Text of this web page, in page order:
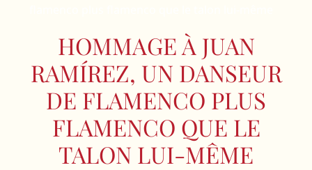
HOMMAGE À JUAN
RAMÍREZ, UN DANSEUR
DE FLAMENCO PLUS
FLAMENCO QUE LE
TALON LUI-MÊME